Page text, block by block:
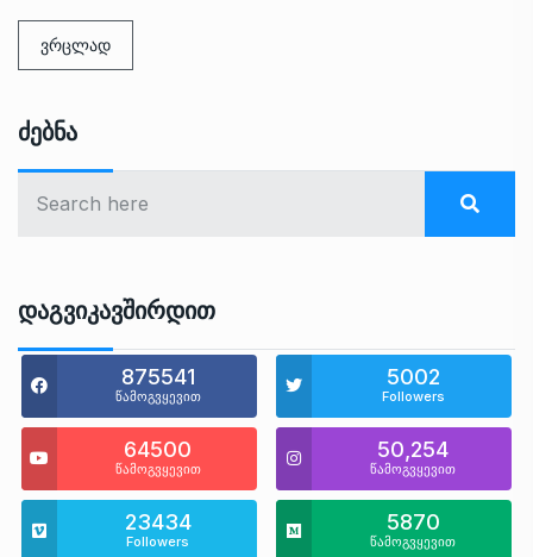
ვრცლად
Ძებნა
Დაგვიკავშირდით
875541
წამოგვყევით
5002
Followers
64500
წამოგვყევით
50,254
წამოგვყევით
23434
Followers
5870
წამოგვყევით